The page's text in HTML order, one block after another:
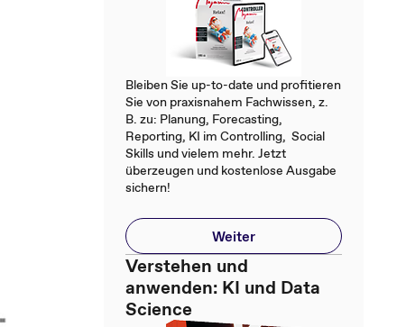
Bleiben Sie up-to-date und profitieren
Sie von praxisnahem Fachwissen, z.
B. zu: Planung, Forecasting,
Reporting, KI im Controlling, Social
Skills und vielem mehr. Jetzt
überzeugen und kostenlose Ausgabe
sichern!
Weiter
Verstehen und
anwenden: KI und Data
Science